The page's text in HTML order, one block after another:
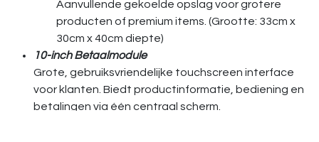
Aanvullende gekoelde opslag voor grotere
producten of premium items. (Grootte: 33cm x
30cm x 40cm diepte)
10-inch Betaalmodule
Grote, gebruiksvriendelijke touchscreen interface
voor klanten. Biedt productinformatie, bediening en
betalingen via één centraal scherm.